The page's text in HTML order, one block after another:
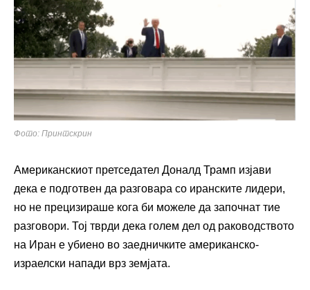
Фото: Принтскрин
Американскиот претседател Доналд Трамп изјави
дека е подготвен да разговара со иранските лидери,
но не прецизираше кога би можеле да започнат тие
разговори. Тој тврди дека голем дел од раководството
на Иран е убиено во заедничките американско-
израелски напади врз земјата.